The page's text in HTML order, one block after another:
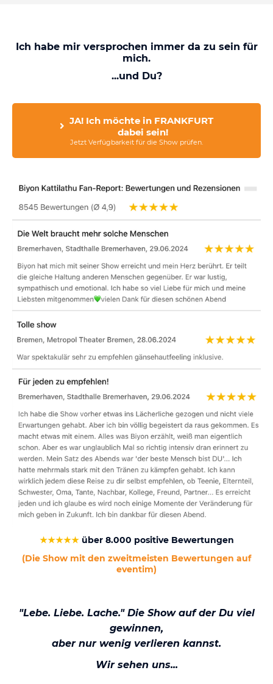
Ich habe mir versprochen immer da zu sein für
mich.
...und Du?
dabei sein!
Jetzt Verfügbarkeit für die Show prüfen.
★★★★★über 8.000 positive Bewertungen
(Die Show mit den zweitmeisten Bewertungen auf
eventim)
"Lebe. Liebe. Lache." Die Show auf der Du viel
gewinnen,
aber nur wenig verlieren kannst.
Wir sehen uns...